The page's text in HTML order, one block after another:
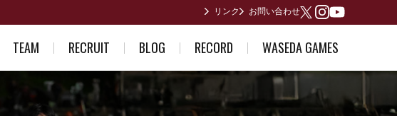
リンク
お問い合わせ
X
Instagram
Youtube
TEAM
競走部部訓
選手紹介
RECRUIT
入部を考えている方へ
競走部への誘い～合格体験記～
BLOG
部員日記
合宿所からありがとうございます
RECORD
男子歴代ランキング
女子歴代ランキング
WASEDA GAMES
2026年度